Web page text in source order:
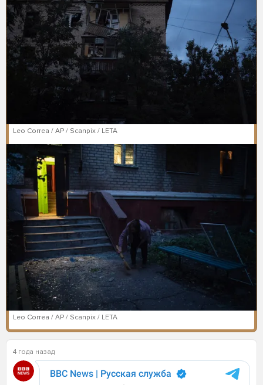
Leo Correa / AP / Scanpix / LETA
Leo Correa / AP / Scanpix / LETA
4 года назад